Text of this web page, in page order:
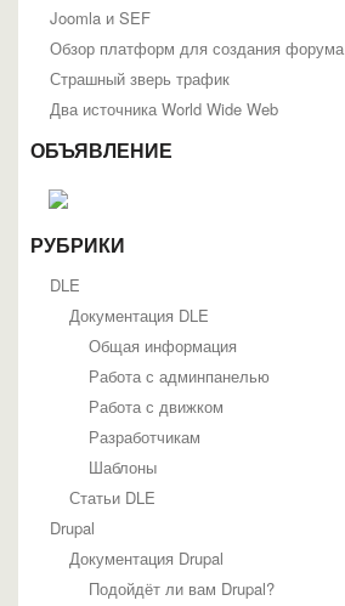
Joomla и SEF
Обзор платформ для создания форума
Страшный зверь трафик
Два источника World Wide Web
ОБЪЯВЛЕНИЕ
РУБРИКИ
DLE
Документация DLE
Общая информация
Работа с админпанелью
Работа с движком
Разработчикам
Шаблоны
Статьи DLE
Drupal
Документация Drupal
Подойдёт ли вам Drupal?